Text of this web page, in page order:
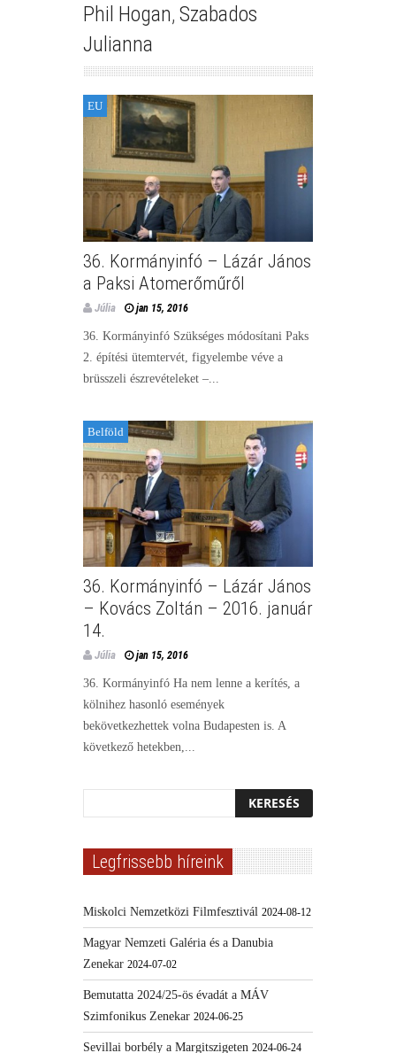
Phil Hogan, Szabados
Julianna
EU
36. Kormányinfó – Lázár János
a Paksi Atomerőműről
Júlia jan 15, 2016
36. Kormányinfó Szükséges módosítani Paks
2. építési ütemtervét, figyelembe véve a
brüsszeli észrevételeket –...
Belföld
36. Kormányinfó – Lázár János
– Kovács Zoltán – 2016. január
14.
Júlia jan 15, 2016
36. Kormányinfó Ha nem lenne a kerítés, a
kölnihez hasonló események
bekövetkezhettek volna Budapesten is. A
következő hetekben,...
Legfrissebb híreink
Miskolci Nemzetközi Filmfesztivál 2024-08-12
Magyar Nemzeti Galéria és a Danubia
Zenekar 2024-07-02
Bemutatta 2024/25-ös évadát a MÁV
Szimfonikus Zenekar 2024-06-25
Sevillai borbély a Margitszigeten 2024-06-24